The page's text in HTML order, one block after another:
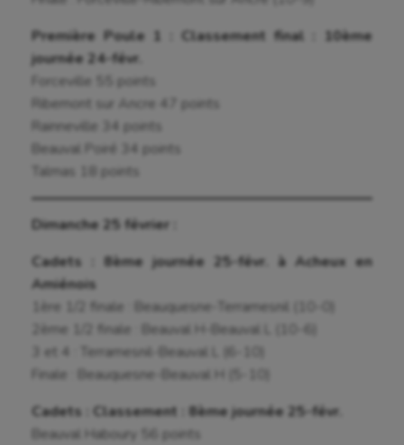
Aéronautique
Auto
Aviron
Balle à la main
Baseball
Première Poule 1 : Classement final : 10ème
journée 24-févr.
Forceville 55 points
Ribemont sur Ancre 47 points
Rainneville 34 points
Beauval Poiré 34 points
Talmas 18 points
Dimanche 25 février :
Cadets : 8ème journée 25-févr. à Acheux en
Amiénois
1ère 1/2 finale : Beauquesne-Terramesnil (10-0)
2ème 1/2 finale : Beauval H-Beauval L (10-6)
3 et 4 : Terramesnil-Beauval L (6-10)
Finale : Beauquesne-Beauval H (5-10)
Cadets : Classement : 8ème journée 25-févr.
Beauval Haboury 56 points